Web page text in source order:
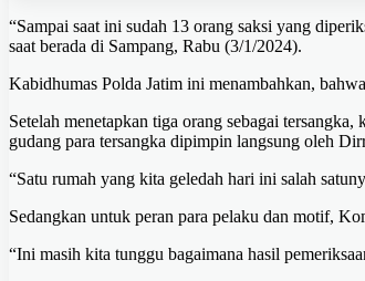
“Sampai saat ini sudah 13 orang saksi yang
saat berada di Sampang, Rabu (3/1/2024).
Kabidhumas Polda Jatim ini menambahkan,
Setelah menetapkan tiga orang sebagai
gudang para tersangka dipimpin langsung oleh
“Satu rumah yang kita geledah hari ini salah
Sedangkan untuk peran para pelaku dan motif,
“Ini masih kita tunggu bagaimana hasil